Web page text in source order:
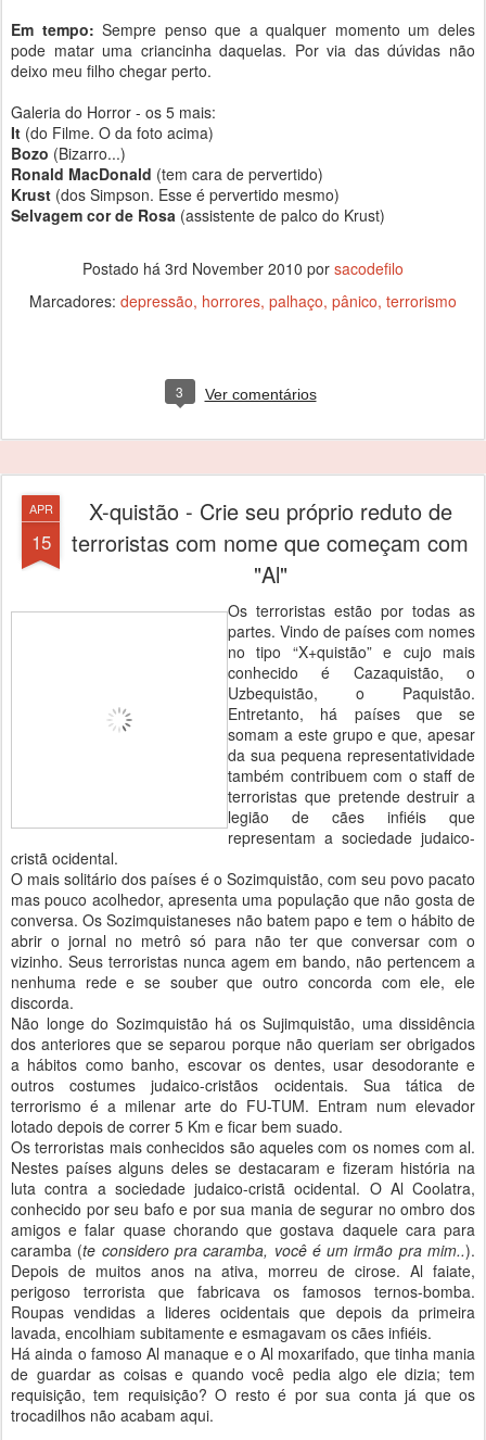
Em tempo: Sempre penso que a qualquer momento um deles
pode matar uma criancinha daquelas. Por via das dúvidas não
deixo meu filho chegar perto.
Galeria do Horror - os 5 mais:
It (do Filme. O da foto acima)
Bozo (Bizarro...)
Ronald MacDonald (tem cara de pervertido)
Krust (dos Simpson. Esse é pervertido mesmo)
Selvagem cor de Rosa (assistente de palco do Krust)
Postado há 3rd November 2010 por sacodefilo
Marcadores: depressão horrores palhaço pânico terrorismo
3 Ver comentários
APR
15
X-quistão - Crie seu próprio reduto de
terroristas com nome que começam com
"Al"
Os terroristas estão por todas as
partes. Vindo de países com nomes
no tipo “X+quistão” e cujo mais
conhecido é Cazaquistão, o
Uzbequistão, o Paquistão.
Entretanto, há países que se
somam a este grupo e que, apesar
da sua pequena representatividade
também contribuem com o staff de
terroristas que pretende destruir a
legião de cães infiéis que
representam a sociedade judaico-
cristã ocidental.
O mais solitário dos países é o Sozimquistão, com seu povo pacato
mas pouco acolhedor, apresenta uma população que não gosta de
conversa. Os Sozimquistaneses não batem papo e tem o hábito de
abrir o jornal no metrô só para não ter que conversar com o
vizinho. Seus terroristas nunca agem em bando, não pertencem a
nenhuma rede e se souber que outro concorda com ele, ele
discorda.
Não longe do Sozimquistão há os Sujimquistão, uma dissidência
dos anteriores que se separou porque não queriam ser obrigados
a hábitos como banho, escovar os dentes, usar desodorante e
outros costumes judaico-cristãos ocidentais. Sua tática de
terrorismo é a milenar arte do FU-TUM. Entram num elevador
lotado depois de correr 5 Km e ficar bem suado.
Os terroristas mais conhecidos são aqueles com os nomes com al.
Nestes países alguns deles se destacaram e fizeram história na
luta contra a sociedade judaico-cristã ocidental. O Al Coolatra,
conhecido por seu bafo e por sua mania de segurar no ombro dos
amigos e falar quase chorando que gostava daquele cara para
caramba (te considero pra caramba, você é um irmão pra mim..).
Depois de muitos anos na ativa, morreu de cirose. Al faiate,
perigoso terrorista que fabricava os famosos ternos-bomba.
Roupas vendidas a lideres ocidentais que depois da primeira
lavada, encolhiam subitamente e esmagavam os cães infiéis.
Há ainda o famoso Al manaque e o Al moxarifado, que tinha mania
de guardar as coisas e quando você pedia algo ele dizia; tem
requisição, tem requisição? O resto é por sua conta já que os
trocadilhos não acabam aqui.